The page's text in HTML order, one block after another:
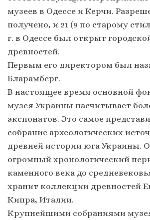
музеев в Одессе и Керчи.
получено, и 21 (9 по старому
г. в Одессе был открыт
древностей.
Первым его директором был
Бларамберг.
В настоящее время основной
музея Украины насчитывает
экспонатов. Это самое
собрание археологических
древней истории юга Украины.
огромный хронологический
каменного века до
хранит коллекции древностей
Кипра, Италии.
Крупнейшими собраниями